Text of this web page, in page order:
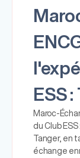
ESS
Maroc-
du Club
Tanger, en
échange